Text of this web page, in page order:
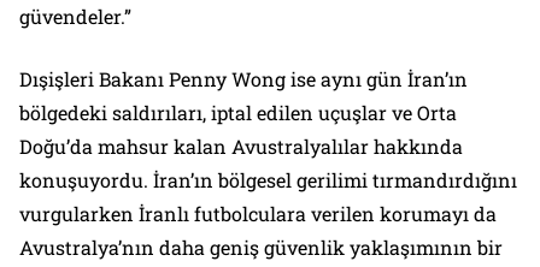
güvendeler.”
Dışişleri Bakanı Penny Wong ise aynı gün İran’ın
bölgedeki saldırıları, iptal edilen uçuşlar ve Orta
Doğu’da mahsur kalan Avustralyalılar hakkında
konuşuyordu. İran’ın bölgesel gerilimi tırmandırdığını
vurgularken İranlı futbolculara verilen korumayı da
Avustralya’nın daha geniş güvenlik yaklaşımının bir